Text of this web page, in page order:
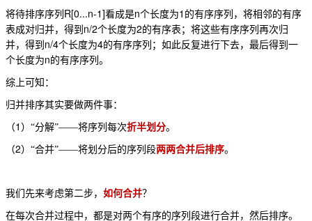
将待排序序列 R[0...n-1]看成是n个长度为1 的有序序列，将相邻的有序
表成对归并，得到 n/2个长度为2的有序表；将这些有序序列再次归
并，得到 n/4个长度为4的有序序列；如此反复进行下去，最后得到一
个长度为n的有序序列。
综上可知：
归并排序其实要做两件事：
（1 ）“分解”——将序列每次折半划分。
（2）“合并”——将划分后的序列段两两合并后排序。
我们先来考虑第二步， 如何合并？
在每次合并过程中，都是对两个有序的序列段进行合并，然后排序。